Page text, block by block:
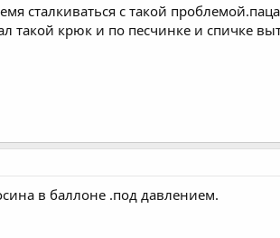
сталкиваться с такой
такой крюк и по песчинке и спичке
в баллоне .под давлением.